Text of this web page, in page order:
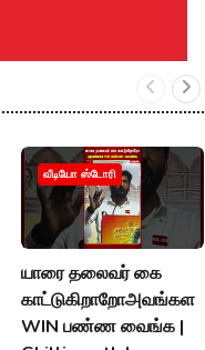
வீடியோ ஸ்டோரி
யாரை தலைவர் கை
காட்டுகிறாறோஅவங்கள
WIN பண்ண வைங்க |